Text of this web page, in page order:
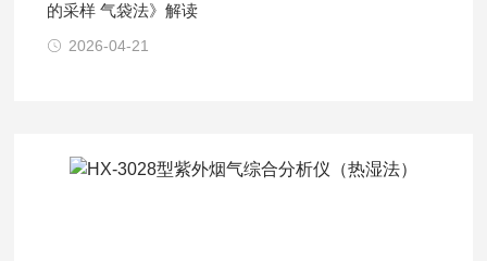
的采样 气袋法》解读
2026-04-21